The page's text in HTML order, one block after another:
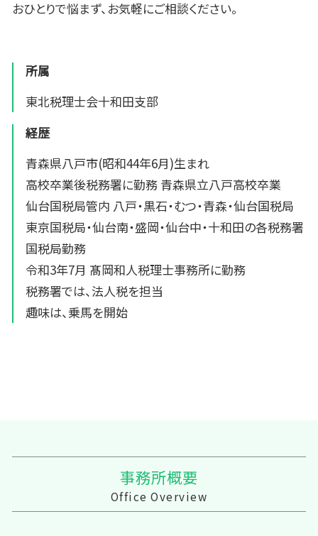
おひとりで悩まず、お気軽にご相談ください。
所属
東北税理士会十和田支部
経歴
青森県八戸市(昭和44年6月)生まれ
高校卒業後税務署に勤務 青森県立八戸高校卒業
仙台国税局管内 八戸・黒石・むつ・青森・仙台国税局
東京国税局・仙台南・盛岡・仙台中・十和田の各税務署
国税局勤務
令和3年7月 髙岡和人税理士事務所に勤務
税務署では、法人税を担当
趣味は、乗馬を開始
事務所概要
Office Overview